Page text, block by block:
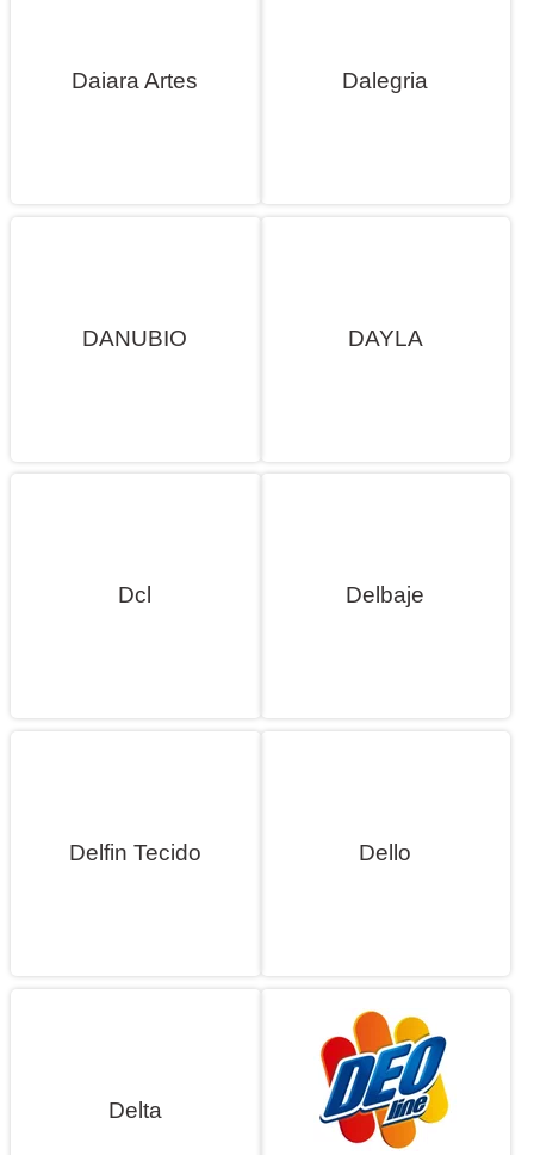
Daiara Artes Dalegria
DANUBIO DAYLA
Dcl Delbaje
Delfin Tecido Dello
Delta